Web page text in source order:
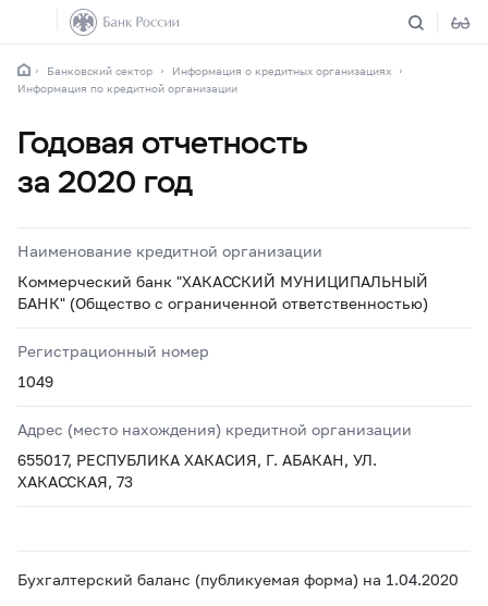
Банковский сектор
Информация о кредитных организациях
Информация по кредитной организации
Годовая отчетность
за 2020 год
Наименование кредитной организации
Коммерческий банк "ХАКАССКИЙ МУНИЦИПАЛЬНЫЙ
БАНК" (Общество с ограниченной ответственностью)
Регистрационный номер
1049
Адрес (место нахождения) кредитной организации
655017, РЕСПУБЛИКА ХАКАСИЯ, Г. АБАКАН, УЛ.
ХАКАССКАЯ, 73
Бухгалтерский баланс (публикуемая форма) на 1.04.2020